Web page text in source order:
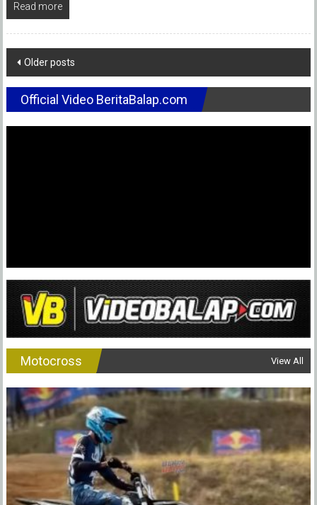
Read more
Posts
navigation
Older posts
Official Video BeritaBalap.com
Motocross View All